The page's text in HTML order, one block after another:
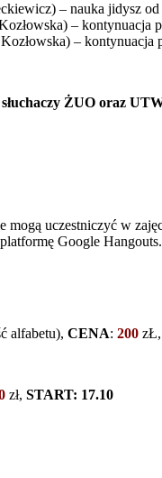
– nauka jidysz
– kontynuacja
– kontynuacja
ŻUO oraz
uczestniczyć w
Google
alfabetu), CENA: 200 zŁ,
zł, START: 17.10